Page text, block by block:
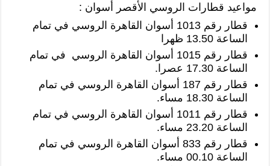
مواعيد قطارات الروسي الأقصر أسوان :
قطار رقم 1013 أسوان القاهرة الروسي في تمام
الساعة 13.50 ظهرا
قطار رقم 1015 أسوان القاهرة الروسي في تمام
الساعة 17.30 عصرا.
قطار رقم 187 أسوان القاهرة الروسي في تمام
الساعة 18.30 مساء.
قطار رقم 1011 أسوان القاهرة الروسي في تمام
الساعة 23.20 مساء.
قطار رقم 833 أسوان القاهرة الروسي في تمام
الساعة 00.10 مساء.